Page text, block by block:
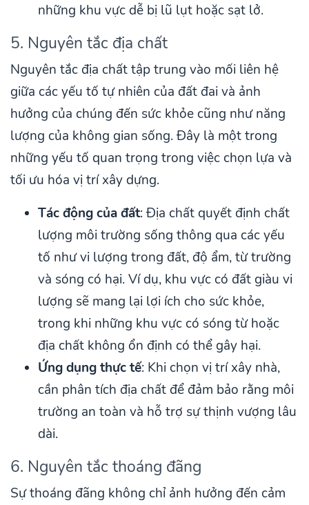
những khu vực dễ bị lũ lụt hoặc sạt lở.
5. Nguyên tắc địa chất
Nguyên tắc địa chất tập trung vào mối liên hệ
giữa các yếu tố tự nhiên của đất đai và ảnh
hưởng của chúng đến sức khỏe cũng như năng
lượng của không gian sống. Đây là một trong
những yếu tố quan trọng trong việc chọn lựa và
tối ưu hóa vị trí xây dựng.
Tác động của đất: Địa chất quyết định chất
lượng môi trường sống thông qua các yếu
tố như vi lượng trong đất, độ ẩm, từ trường
và sóng có hại. Ví dụ, khu vực có đất giàu vi
lượng sẽ mang lại lợi ích cho sức khỏe,
trong khi những khu vực có sóng từ hoặc
địa chất không ổn định có thể gây hại.
Ứng dụng thực tế: Khi chọn vị trí xây nhà,
cần phân tích địa chất để đảm bảo rằng môi
trường an toàn và hỗ trợ sự thịnh vượng lâu
dài.
6. Nguyên tắc thoáng đãng
Sự thoáng đãng không chỉ ảnh hưởng đến cảm